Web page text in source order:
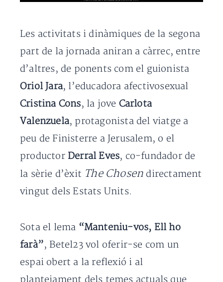
Les activitats i dinàmiques de la segona
part de la jornada aniran a càrrec, entre
d’altres, de ponents com el guionista
Oriol Jara, l’educadora afectivosexual
Cristina Cons, la jove Carlota
Valenzuela, protagonista del viatge a
peu de Finisterre a Jerusalem, o el
productorDerral Eves, co-fundador de
la sèrie d’èxit The Chosen directament
vingut dels Estats Units.
Sota el lema “Manteniu-vos, Ell ho
farà”, Betel23 vol oferir-se com un
espai obert a la reflexió i al
plantejament dels temes actuals que